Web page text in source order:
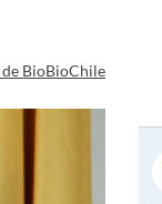
BioBioChile